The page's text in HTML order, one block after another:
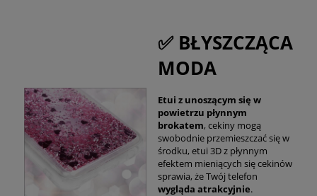
✅ BŁYSZCZĄCA
MODA
Etui z unoszącym się w
powietrzu płynnym
brokatem, cekiny mogą
swobodnie przemieszczać się w
środku, etui 3D z płynnym
efektem mieniących się cekinów
sprawia, że ​​Twój telefon
wygląda atrakcyjnie.